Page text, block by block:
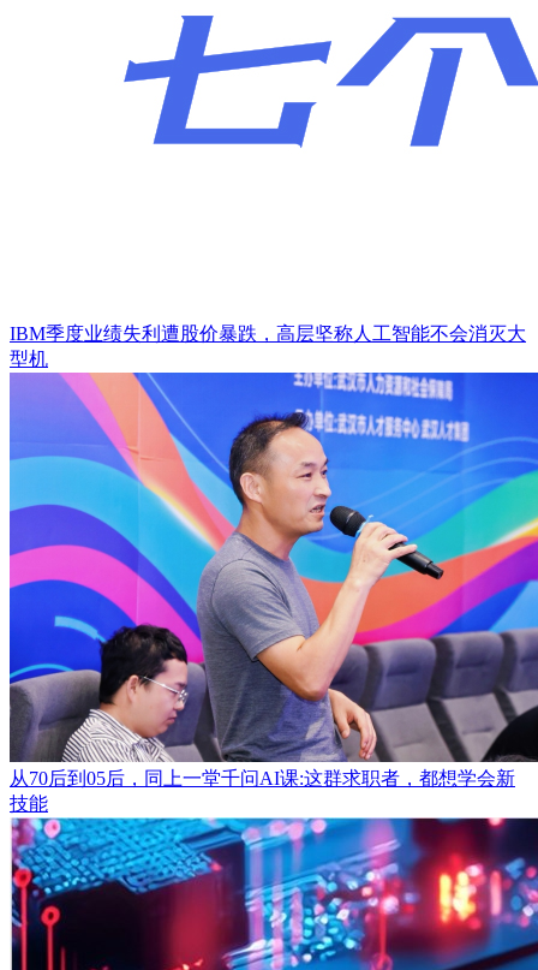
IBM季度业绩失利遭股价暴跌，高层坚称人工智能不会消灭大
型机
从70后到05后，同上一堂千问AI课:这群求职者，都想学会新
技能